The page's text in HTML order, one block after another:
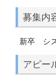
募集内
新卒 シ
アピー